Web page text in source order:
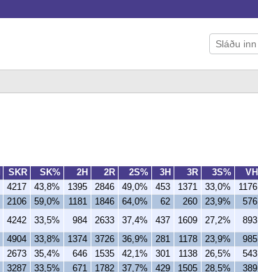
SKR SK% 2H 2R 2S% 3H 3R 3S% VH
4217 43,8% 1395 2846 49,0% 453 1371 33,0% 1176
2106 59,0% 1181 1846 64,0% 62 260 23,9% 576
4242 33,5% 984 2633 37,4% 437 1609 27,2% 893
4904 33,8% 1374 3726 36,9% 281 1178 23,9% 985
2673 35,4% 646 1535 42,1% 301 1138 26,5% 543
3287 33,5% 671 1782 37,7% 429 1505 28,5% 389